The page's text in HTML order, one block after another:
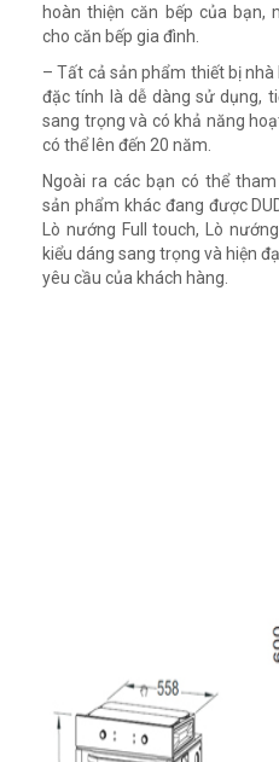
hoàn thiện căn bếp của bạn,
cho căn bếp gia đình.
– Tất cả sản phẩm thiết bị nhà
đặc tính là dễ dàng sử dụng,
sang trọng và có khả năng
có thể lên đến 20 năm.
Ngoài ra các bạn có thể
sản phẩm khác đang được
Lò nướng Full touch, Lò
kiểu dáng sang trọng và hiện
yêu cầu của khách hàng.